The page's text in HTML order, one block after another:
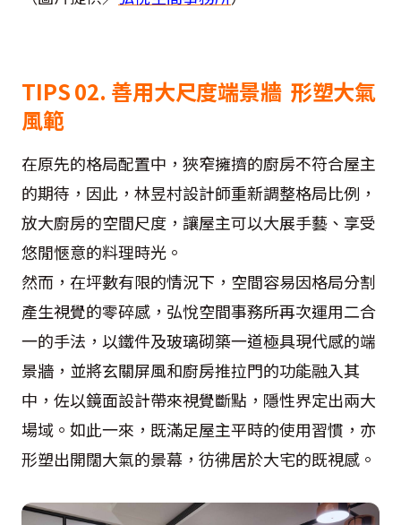
TIPS 02. 善用大尺度端景牆 形塑大氣
風範
在原先的格局配置中，狹窄擁擠的廚房不符合屋主
的期待，因此，林昱村設計師重新調整格局比例，
放大廚房的空間尺度，讓屋主可以大展手藝、享受
悠閒愜意的料理時光。
然而，在坪數有限的情況下，空間容易因格局分割
產生視覺的零碎感，弘悅空間事務所再次運用二合
一的手法，以鐵件及玻璃砌築一道極具現代感的端
景牆，並將玄關屏風和廚房推拉門的功能融入其
中，佐以鏡面設計帶來視覺斷點，隱性界定出兩大
場域。如此一來，既滿足屋主平時的使用習慣，亦
形塑出開闊大氣的景幕，彷彿居於大宅的既視感。